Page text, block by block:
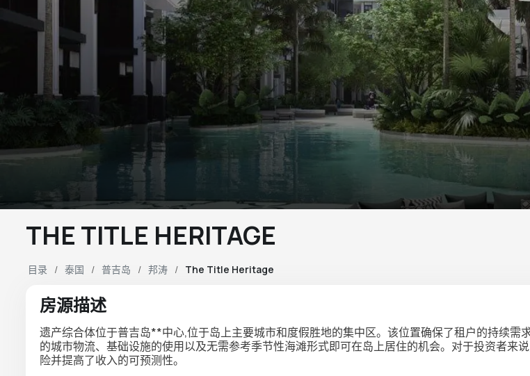
THE TITLE HERITAGE
目录 泰国 普吉岛 邦涛 The Title Heritage
房源描述
遗产综合体位于普吉岛**中心,位于岛上主要城市和度假胜地的集中区。该位置确保了租户的持续需
的城市物流、基础设施的使用以及无需参考季节性海滩形式即可在岛上居住的机会。对于投资者来
险并提高了收入的可预测性。